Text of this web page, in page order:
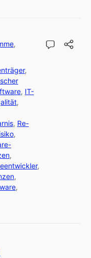
,
,
, IT-
,
, Re-
,
,
,
,
,